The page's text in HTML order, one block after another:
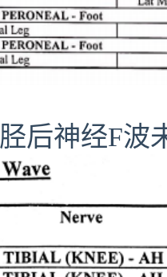
后神经F波